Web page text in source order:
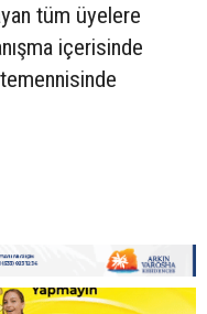
tüm üyelere
içerisinde